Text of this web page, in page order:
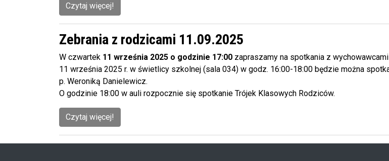
Czytaj więcej!
Zebrania z rodzicami 11.09.2025
W czwartek 11 września 2025 o godzinie 17:00 zapraszamy na spotkania z
11 września 2025 r. w świetlicy szkolnej (sala 034) w godz. 16:00-18:00 będzie można
p. Weroniką Danielewicz.
O godzinie 18:00 w auli rozpocznie się spotkanie Trójek Klasowych Rodziców.
Czytaj więcej!